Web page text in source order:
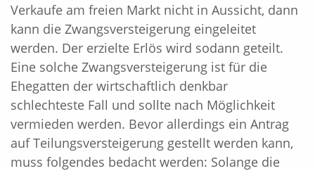
Verkaufe am freien Markt nicht in Aussicht, dann
kann die Zwangsversteigerung eingeleitet
werden. Der erzielte Erlös wird sodann geteilt.
Eine solche Zwangsversteigerung ist für die
Ehegatten der wirtschaftlich denkbar
schlechteste Fall und sollte nach Möglichkeit
vermieden werden. Bevor allerdings ein Antrag
auf Teilungsversteigerung gestellt werden kann,
muss folgendes bedacht werden: Solange die